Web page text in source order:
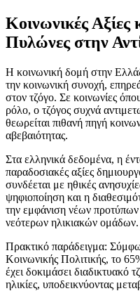
Κοινωνικές Αξίες
Πυλώνες στην
Η κοινωνική δομή στην
την κοινωνική συνοχή,
στον τζόγο. Σε κοινωνίες
ρόλο, ο τζόγος συχνά
θεωρείται πιθανή πηγή
αβεβαιότητας.
Στα ελληνικά δεδομένα, η
παραδοσιακές αξίες
συνδέεται με ηθικές
ψηφιοποίηση και η
την εμφάνιση νέων
νεότερων ηλικιακών ομάδων.
Πρακτικό παράδειγμα:
Κοινωνικής Πολιτικής, το
έχει δοκιμάσει διαδικτυακό
ηλικίες, υποδεικνύοντας